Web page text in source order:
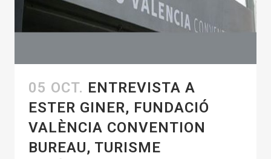
05 OCT. ENTREVISTA A
ESTER GINER, FUNDACIÓ
VALÈNCIA CONVENTION
BUREAU, TURISME